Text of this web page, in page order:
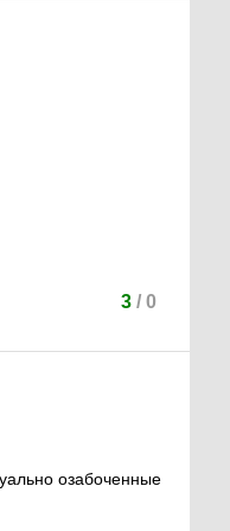
3/ 0
озабоченные